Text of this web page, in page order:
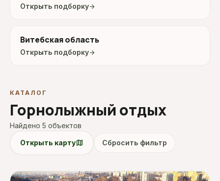
Открыть подборкуarrow_forward
Витебская область
Открыть подборкуarrow_forward
КАТАЛОГ
Горнолыжный отдых
Найдено 5 объектов
Открыть картуmap Сбросить фильтр